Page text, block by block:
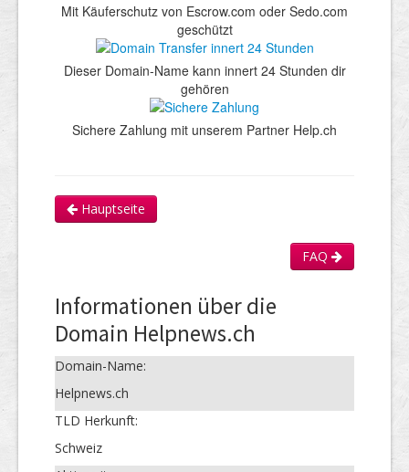
Mit Käuferschutz von Escrow.com oder Sedo.com
geschützt
Dieser Domain-Name kann innert 24 Stunden dir
gehören
Sichere Zahlung mit unserem Partner Help.ch
Hauptseite
FAQ
Informationen über die
Domain Helpnews.ch
Domain-Name:
Helpnews.ch
TLD Herkunft:
Schweiz